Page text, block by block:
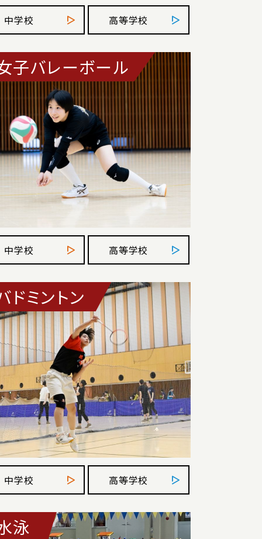
中学校 高等学校
子バレーボール
中学校 高等学校
ドミントン
中学校 高等学校
泳